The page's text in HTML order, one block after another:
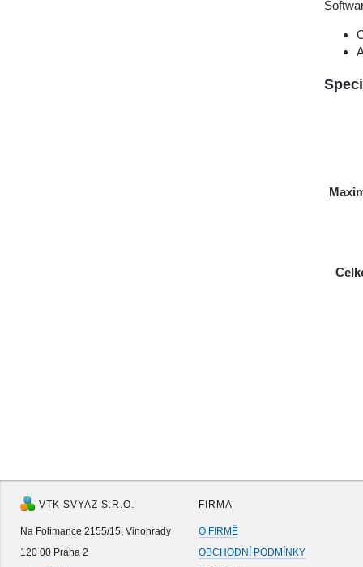
VTK SVYAZ S.R.O.
Na Folimance 2155/15, Vinohrady
120 00 Praha 2
FIRMA
O FIRMĚ
OBCHODNÍ PODMÍNKY